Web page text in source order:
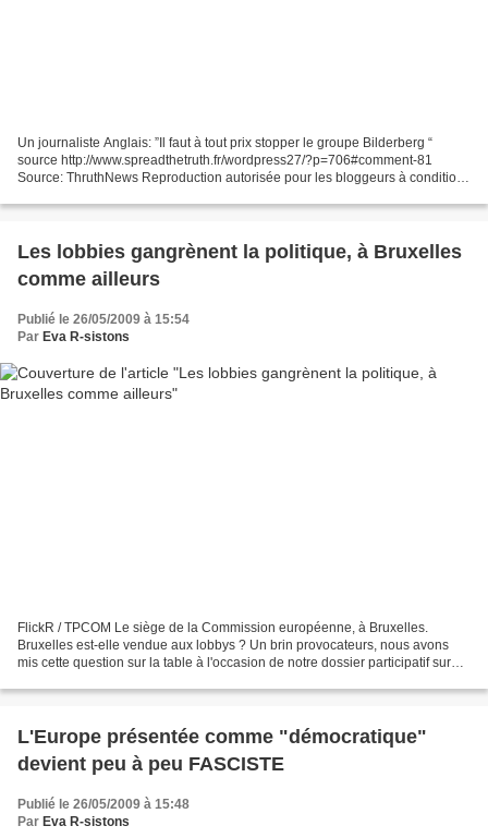
Un journaliste Anglais: ”Il faut à tout prix stopper le groupe Bilderberg “
source http://www.spreadthetruth.fr/wordpress27/?p=706#comment-81
Source: ThruthNews Reproduction autorisée pour les bloggeurs à condition
Les lobbies gangrènent la politique, à Bruxelles
comme ailleurs
Publié le 26/05/2009 à 15:54
Par Eva R-sistons
FlickR / TPCOM Le siège de la Commission européenne, à Bruxelles.
Bruxelles est-elle vendue aux lobbys ? Un brin provocateurs, nous avons
mis cette question sur la table à l'occasion de notre dossier participatif sur
L'Europe présentée comme "démocratique"
devient peu à peu FASCISTE
Publié le 26/05/2009 à 15:48
Par Eva R-sistons